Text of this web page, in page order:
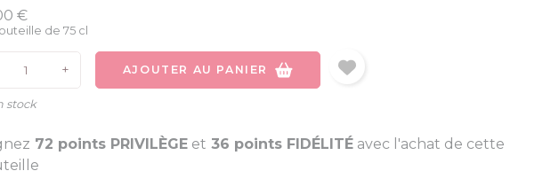
€
de 75 cl
+ AJOUTER AU PANIER
stock
72 points PRIVILÈGE et 36 points FIDÉLITÉ avec l'achat de cette